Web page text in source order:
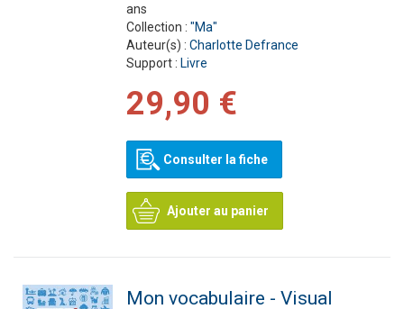
ans
Collection : "Ma"
Auteur(s) : Charlotte Defrance
Support : Livre
29,90 €
Consulter la fiche
Ajouter au panier
Mon vocabulaire - Visual